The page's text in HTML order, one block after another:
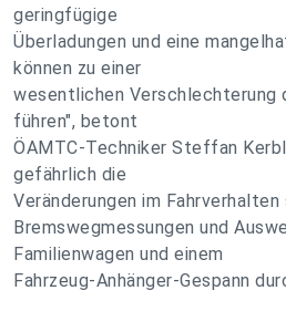
geringfügige
Überladungen und eine
können zu einer
wesentlichen Verschlechterung
führen", betont
ÖAMTC-Techniker Steffan
gefährlich die
Veränderungen im
Bremswegmessungen und
Familienwagen und einem
Fahrzeug-Anhänger-Gespann